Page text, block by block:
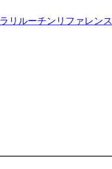
リルーチンリファレンス